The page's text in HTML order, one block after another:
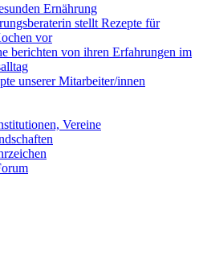
Ernährung
stellt Rezepte für
vor
berichten von ihren Erfahrungen im
unserer Mitarbeiter/innen
Vereine